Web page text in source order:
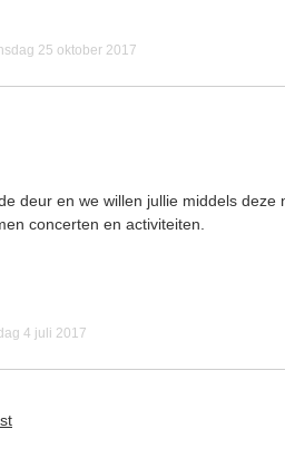
25 oktober 2017
deur en we willen jullie middels deze
concerten en activiteiten.
4 juli 2017